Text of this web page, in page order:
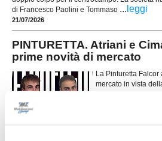
di Francesco Paolini e Tommaso ... leggi
21/07/2026
PINTURETTA. Atriani e
prime novità di mercato
La Pinturetta
mercato in vista
gli arrivi di Mirco
21/07/2026